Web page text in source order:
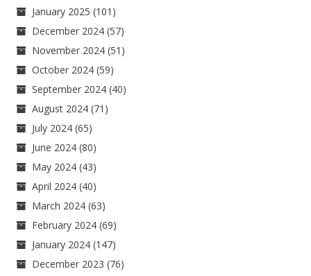
January 2025 (101)
December 2024 (57)
November 2024 (51)
October 2024 (59)
September 2024 (40)
August 2024 (71)
July 2024 (65)
June 2024 (80)
May 2024 (43)
April 2024 (40)
March 2024 (63)
February 2024 (69)
January 2024 (147)
December 2023 (76)